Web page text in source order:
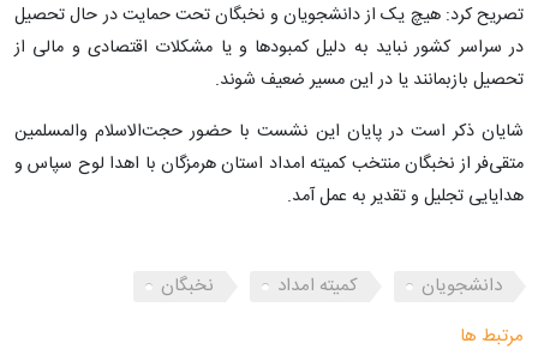
تصریح کرد: هیچ یک از دانشجویان و نخبگان تحت حمایت در حال تحصیل
در سراسر کشور نباید به دلیل کمبودها و یا مشکلات اقتصادی و مالی از
تحصیل بازبمانند یا در این مسیر ضعیف شوند.
شایان ذکر است در پایان این نشست با حضور حجت‌الاسلام والمسلمین
متقی‌فر از نخبگان منتخب کمیته امداد استان هرمزگان با اهدا لوح سپاس و
هدایایی تجلیل و تقدیر به عمل آمد.
دانشجویان کمیته امداد
نخبگان
مرتبط ها